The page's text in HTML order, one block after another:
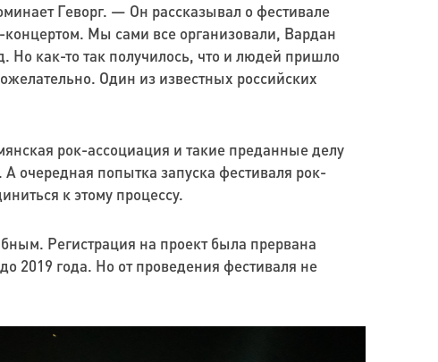
Геворг. — Он рассказывал о фестивале
Мы сами все организовали, Вардан
как-то так получилось, что и людей пришло
Один из известных российских
рок-ассоциация и такие преданные делу
очередная попытка запуска фестиваля рок-
к этому процессу.
Регистрация на проект была прервана
2019 года. Но от проведения фестиваля не